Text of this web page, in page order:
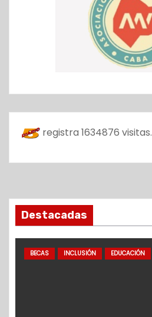
registra 1634876 visitas.
Destacadas
BECAS INCLUSIÓN EDUCACIÓN